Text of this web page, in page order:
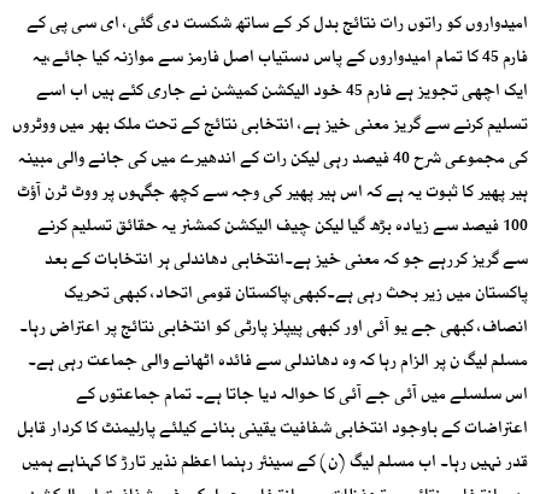
امیدواروں کو راتوں رات نتائج بدل کر کے ساتھ شکست دی گئی، ای سی پی کے
فارم 45 کا تمام امیدواروں کے پاس دستیاب اصل فارمز سے موازنہ کیا جائے،یہ
ایک اچھی تجویز ہے فارم 45 خود الیکشن کمیشن نے جاری کئے ہیں اب اسے
تسلیم کرنے سے گریز معنی خیز ہے، انتخابی نتائج کے تحت ملک بھر میں ووٹروں
کی مجموعی شرح 40 فیصد رہی لیکن رات کے اندھیرے میں کی جانے والی مبینہ
ہیر پھیر کا ثبوت یہ ہے کہ اس ہیر پھیر کی وجہ سے کچھ جگہوں پر ووٹ ٹرن آؤٹ
100 فیصد سے زیادہ بڑھ گیا لیکن چیف الیکشن کمشنر یہ حقائق تسلیم کرنے
سے گریز کررہے جو کہ معنی خیز ہے۔انتخابی دھاندلی ہر انتخابات کے بعد
پاکستان میں زیر بحث رہی ہے۔کبھی،پاکستان قومی اتحاد، کبھی تحریک
انصاف، کبھی جے یو آئی اور کبھی پیپلز پارٹی کو انتخابی نتائج پر اعتراض رہا۔
مسلم لیگ ن پر الزام رہا کہ وہ دھاندلی سے فائدہ اٹھانے والی جماعت رہی ہے۔
اس سلسلے میں آئی جے آئی کا حوالہ دیا جاتا ہے۔ تمام جماعتوں کے
اعتراضات کے باوجود انتخابی شفافیت یقینی بنانے کیلئے پارلیمنٹ کا کردار قابل
قدر نہیں رہا۔ اب مسلم لیگ (ن) کے سینئر رہنما اعظم نذیر تارڑ کا کہناہے ہمیں